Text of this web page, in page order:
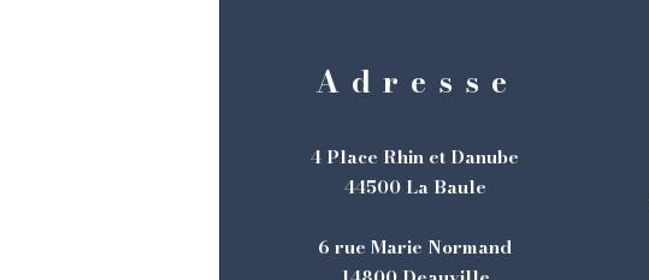
Adresse
4 Place Rhin et Danube
44500 La Baule
6 rue Marie Normand